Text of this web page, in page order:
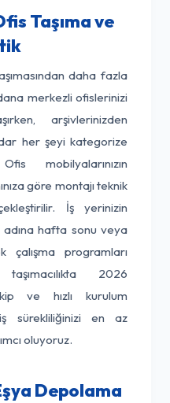
Taşıma ve
daha fazla
merkezli ofislerinizi
arşivlerinizden
her şeyi kategorize
mobilyalarınızın
göre montajı teknik
İş yerinizin
hafta sonu veya
çalışma programları
2026
ve hızlı kurulum
iş sürekliliğinizi en az
oluyoruz.
Depolama